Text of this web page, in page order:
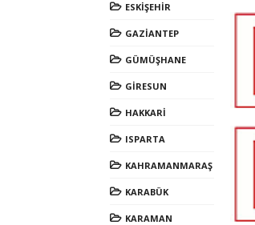
ESKİŞEHİR
GAZİANTEP
GÜMÜŞHANE
GİRESUN
HAKKARİ
ISPARTA
KAHRAMANMARAŞ
KARABÜK
KARAMAN